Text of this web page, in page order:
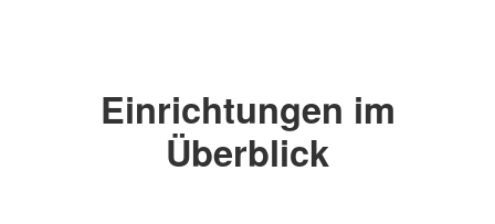
Einrichtungen im
Überblick